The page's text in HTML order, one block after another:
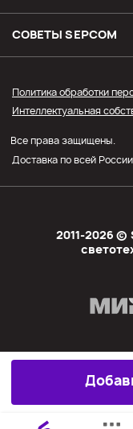
Оплата
Оптовым
Личный кабинет
СОВЕТЫ SЕPCOM
2011-2026 ©
Политика обработки
Интеллектуальная
Все права защищены.
Доставка по всей